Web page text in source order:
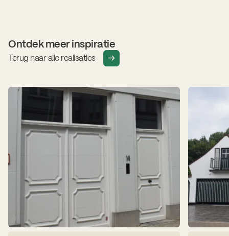
Ontdek meer inspiratie
Terug naar alle realisaties